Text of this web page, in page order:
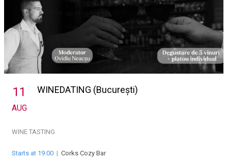
11
AUG
WINEDATING (București)
WINE TASTING
Starts at 19:00 | Corks Cozy Bar